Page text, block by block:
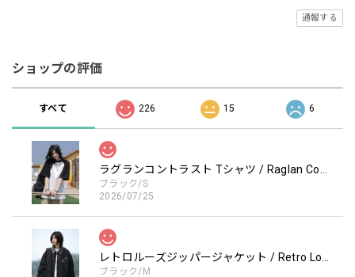
通報する
ショップの評価
すべて 226 15 6
ブラック/S
2026/07/25
ブラック/M